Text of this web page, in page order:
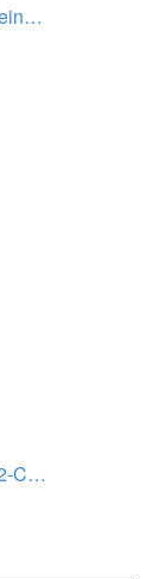
C…